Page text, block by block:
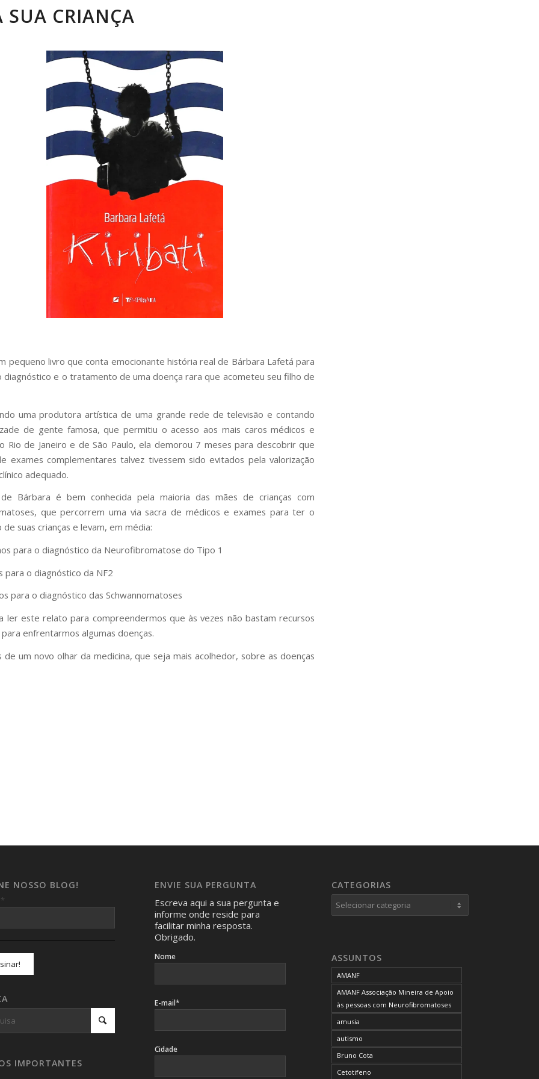
SUA CRIANÇA
pequeno livro que conta emocionante história real de Bárbara Lafetá para
diagnóstico e o tratamento de uma doença rara que acometeu seu filho de
uma produtora artística de uma grande rede de televisão e contando
de gente famosa, que permitiu o acesso aos mais caros médicos e
Rio de Janeiro e de São Paulo, ela demorou 7 meses para descobrir que
exames complementares talvez tivessem sido evitados pela valorização
adequado.
Bárbara é bem conhecida pela maioria das mães de crianças com
que percorrem uma via sacra de médicos e exames para ter o
suas crianças e levam, em média:
para o diagnóstico da Neurofibromatose do Tipo 1
para o diagnóstico da NF2
para o diagnóstico das Schwannomatoses
ler este relato para compreendermos que às vezes não bastam recursos
enfrentarmos algumas doenças.
de um novo olhar da medicina, que seja mais acolhedor, sobre as doenças
NOSSO BLOG!
*
IMPORTANTES
ENVIE SUA PERGUNTA
Escreva aqui a sua pergunta e
informe onde reside para
facilitar minha resposta.
Obrigado.
Nome
E-mail*
Cidade
CATEGORIAS
Categorias
ASSUNTOS
AMANF
AMANF Associação Mineira de Apoio
às pessoas com Neurofibromatoses
amusia
autismo
Bruno Cota
Cetotifeno